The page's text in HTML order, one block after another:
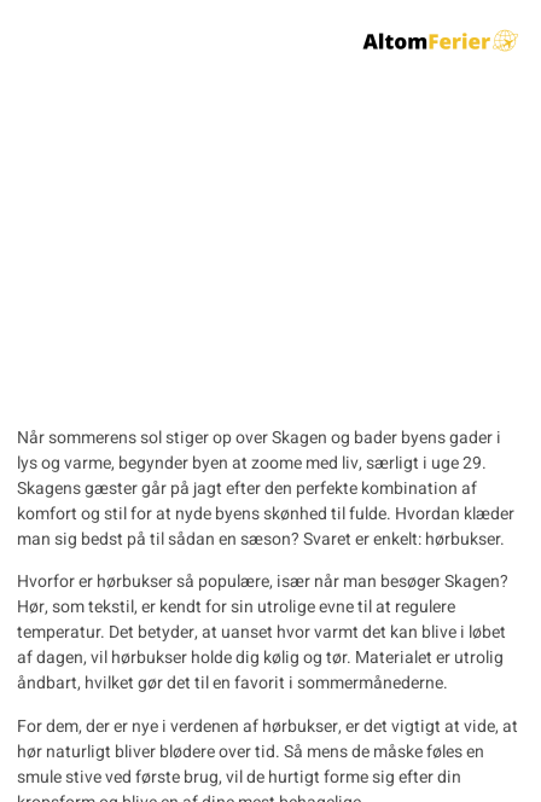
Når sommerens sol stiger op over Skagen og bader byens gader i
lys og varme, begynder byen at zoome med liv, særligt i uge 29.
Skagens gæster går på jagt efter den perfekte kombination af
komfort og stil for at nyde byens skønhed til fulde. Hvordan klæder
man sig bedst på til sådan en sæson? Svaret er enkelt: hørbukser.
Hvorfor erhørbukserså populære, især når man besøger Skagen?
Hør, som tekstil, er kendt for sin utrolige evne til at regulere
temperatur. Det betyder, at uanset hvor varmt det kan blive i løbet
af dagen, vil hørbukser holde dig kølig og tør. Materialet er utrolig
åndbart, hvilket gør det til en favorit i sommermånederne.
For dem, der er nye i verdenen af hørbukser, er det vigtigt at vide, at
hør naturligt bliver blødere over tid. Så mens de måske føles en
smule stive ved første brug, vil de hurtigt forme sig efter din